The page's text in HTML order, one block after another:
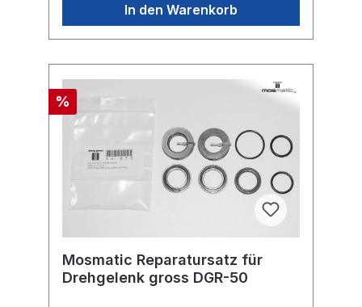
In den Warenkorb
%
Mosmatic Reparatursatz für
Drehgelenk gross DGR-50